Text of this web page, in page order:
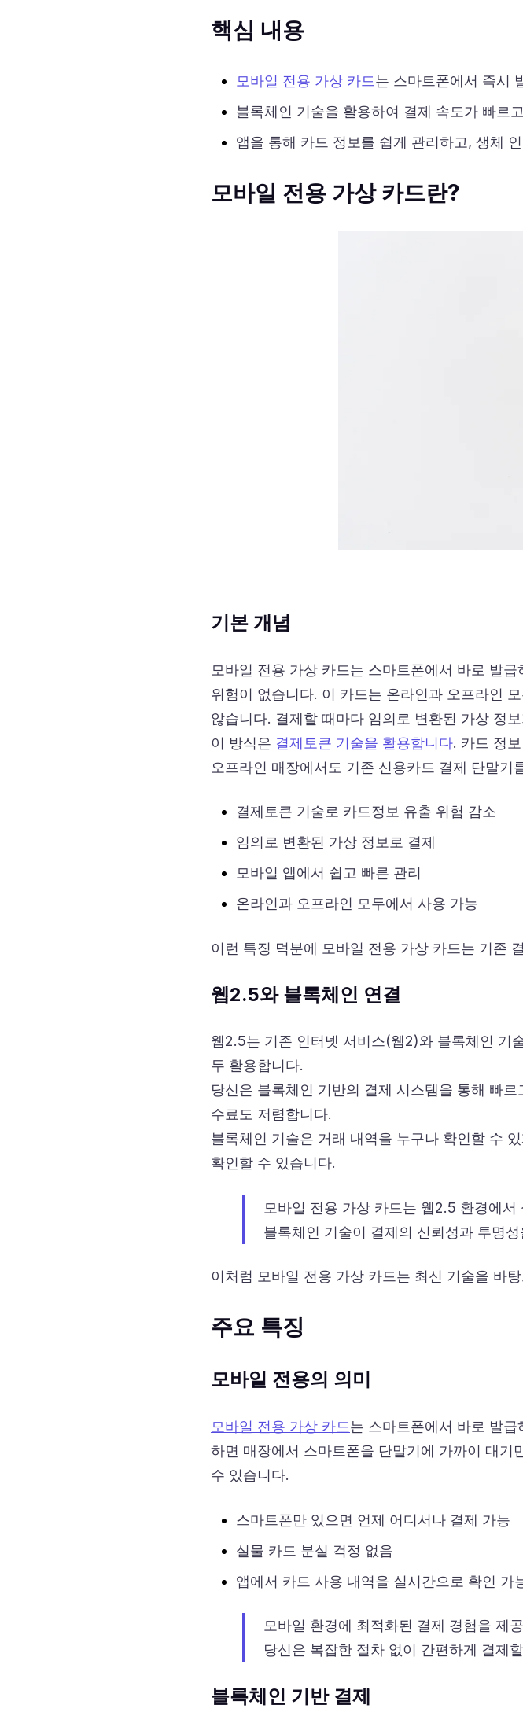
핵심 내용
모바일 전용 가상 카드는 스마트폰에서 즉시
블록체인 기술을 활용하여 결제 속도가 빠르
앱을 통해 카드 정보를 쉽게 관리하고, 생체
모바일 전용 가상 카드란?
기본 개념
모바일 전용 가상 카드는 스마트폰에서 바로 발
위험이 없습니다. 이 카드는 온라인과 오프라인
않습니다. 결제할 때마다 임의로 변환된 가상 정
이 방식은 결제토큰 기술을 활용합니다. 카드 정
오프라인 매장에서도 기존 신용카드 결제 단말기
결제토큰 기술로 카드정보 유출 위험 감소
임의로 변환된 가상 정보로 결제
모바일 앱에서 쉽고 빠른 관리
온라인과 오프라인 모두에서 사용 가능
이런 특징 덕분에 모바일 전용 가상 카드는 기존
웹2.5와 블록체인 연결
웹2.5는 기존 인터넷 서비스(웹2)와 블록체인 기
두 활용합니다.
당신은 블록체인 기반의 결제 시스템을 통해 빠
수료도 저렴합니다.
블록체인 기술은 거래 내역을 누구나 확인할 수
확인할 수 있습니다.
모바일 전용 가상 카드는 웹2.5 환경에
블록체인 기술이 결제의 신뢰성과 투명
이처럼 모바일 전용 가상 카드는 최신 기술을 바
주요 특징
모바일 전용의 의미
모바일 전용 가상 카드는 스마트폰에서 바로 발
하면 매장에서 스마트폰을 단말기에 가까이 대
수 있습니다.
스마트폰만 있으면 언제 어디서나 결제 가능
실물 카드 분실 걱정 없음
앱에서 카드 사용 내역을 실시간으로 확인 가
모바일 환경에 최적화된 결제 경험을 제
당신은 복잡한 절차 없이 간편하게 결제
블록체인 기반 결제